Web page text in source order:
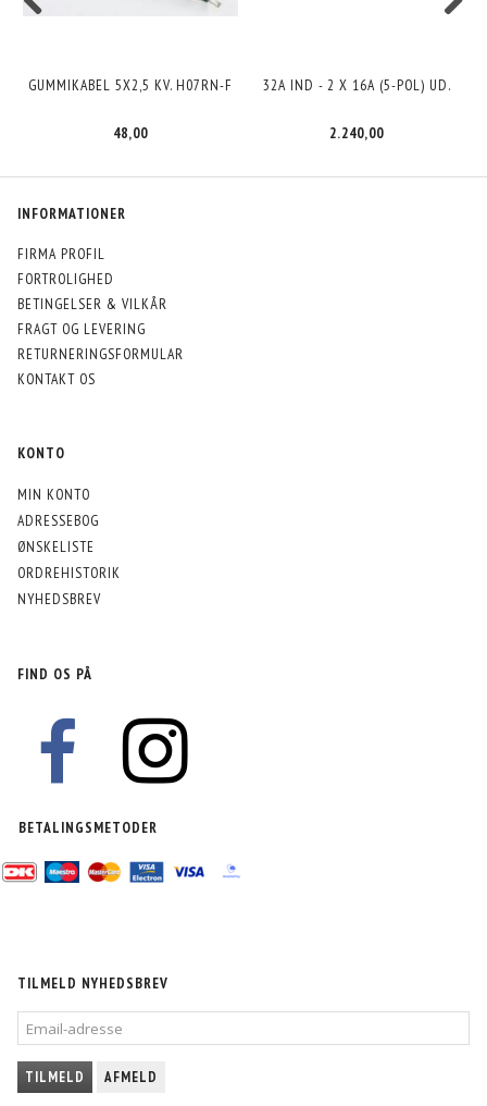
GUMMIKABEL 5X2,5 KV. H07RN-F
48,00
32A IND - 2 X 16A (5-POL) UD.
2.240,00
INFORMATIONER
FIRMA PROFIL
FORTROLIGHED
BETINGELSER & VILKÅR
FRAGT OG LEVERING
RETURNERINGSFORMULAR
KONTAKT OS
KONTO
MIN KONTO
ADRESSEBOG
ØNSKELISTE
ORDREHISTORIK
NYHEDSBREV
FIND OS PÅ
BETALINGSMETODER
TILMELD NYHEDSBREV
EMAIL-
ADRESSE
TILMELD AFMELD